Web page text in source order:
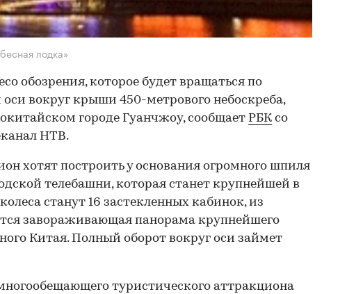
лодка»
обозрения, которое будет вращаться по
оси вокруг крыши 450-метрового небоскреба,
городе Гуанчжоу, сообщает РБК со
НТВ.
хотят построить у основания огромного шпиля
телебашни, которая станет крупнейшей в
станут 16 застекленных кабинок, из
завораживающая панорама крупнейшего
Китая. Полный оборот вокруг оси займет
туристического аттракциона